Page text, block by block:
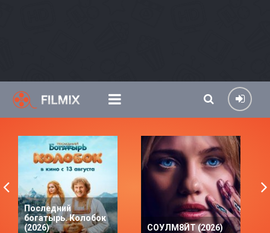
Последний
богатырь. Колобок
(2026)
СОУЛМ8ЙТ (2026)